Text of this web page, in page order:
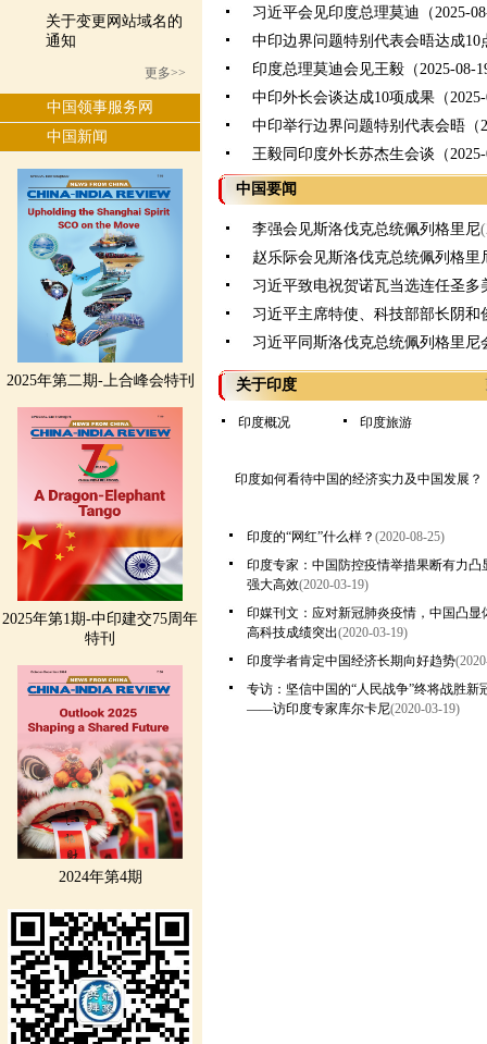
关于变更网站域名的
通知
更多>>
中国领事服务网
中国新闻
2025年第二期-上合峰会特刊
2025年第1期-中印建交75周年
特刊
2024年第4期
习近平会见印度总理莫迪（2025-
中印边界问题特别代表会晤达成10
印度总理莫迪会见王毅（2025-08-
中印外长会谈达成10项成果（
中印举行边界问题特别代表会晤（
王毅同印度外长苏杰生会谈（
中国要闻
李强会见斯洛伐克总统佩列格里尼
赵乐际会见斯洛伐克总统佩列格里
习近平致电祝贺诺瓦当选连任圣多
习近平主席特使、科技部部长阴
习近平同斯洛伐克总统佩列格里尼
关于印度
印度概况 印度旅游
印度如何看待中国的经济实力及中国发展？
印度的“网红”什么样？ (2020-08-25)
印度专家：中国防控疫情举措果断有力凸
强大高效(2020-03-19)
印媒刊文：应对新冠肺炎疫情，中国凸显
高科技成绩突出(2020-03-19)
印度学者肯定中国经济长期向好趋势
专访：坚信中国的“人民战争”终将战胜新
——访印度专家库尔卡尼(2020-03-19)